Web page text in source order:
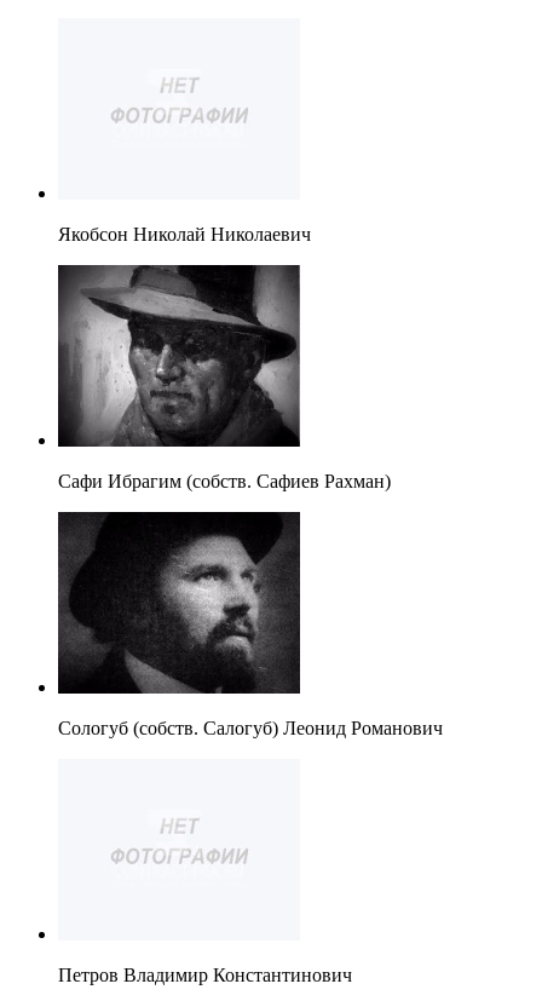
Якобсон Николай Николаевич
Сафи Ибрагим (собств. Сафиев Рахман)
Сологуб (собств. Салогуб) Леонид Романович
Петров Владимир Константинович